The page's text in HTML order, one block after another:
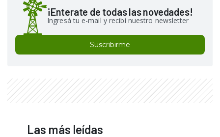
¡Enterate de todas las novedades!
Ingresá tu e-mail y recibí nuestro newsletter
Suscribirme
Las más leídas